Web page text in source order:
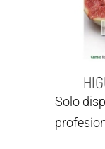
Solo